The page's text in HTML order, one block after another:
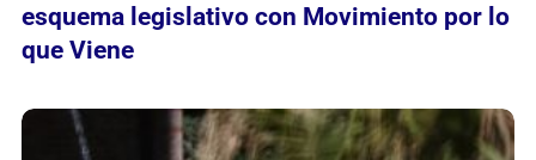
esquema legislativo con Movimiento por lo
que Viene